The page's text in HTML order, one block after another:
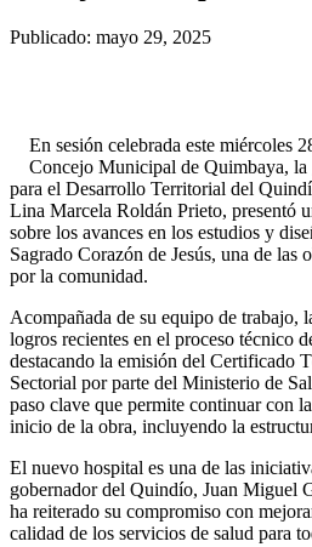
Publicado: mayo 29, 2025
En sesión celebrada este miércoles
Concejo Municipal de Quimbaya, la
para el Desarrollo Territorial del
Lina Marcela Roldán Prieto, presentó
sobre los avances en los estudios y
Sagrado Corazón de Jesús, una de las
por la comunidad.
Acompañada de su equipo de trabajo,
logros recientes en el proceso técnico
destacando la emisión del Certificado
Sectorial por parte del Ministerio de
paso clave que permite continuar con
inicio de la obra, incluyendo la
El nuevo hospital es una de las
gobernador del Quindío, Juan Miguel
ha reiterado su compromiso con
calidad de los servicios de salud para